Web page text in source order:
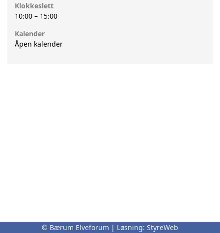
Klokkeslett
10:00 – 15:00
Kalender
Åpen kalender
© Bærum Elveforum | Løsning: StyreWeb